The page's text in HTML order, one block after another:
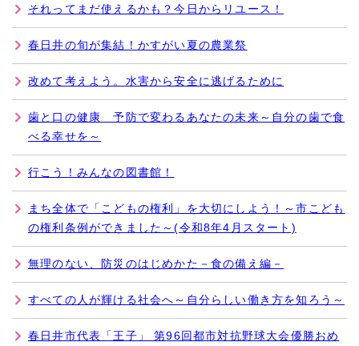
それってまだ使えるかも？今日からリユース！
春日井の旬が集結！かすがい夏の農業祭
改めて考えよう。水害から安全に逃げるために
歯と口の健康 予防で変わるあなたの未来～自分の歯で食
べる幸せを～
行こう！みんなの図書館！
まち全体で「こどもの権利」を大切にしよう！～市こども
の権利条例ができました～(令和8年4月スタート)
無理のない、防災のはじめかた－食の備え編－
すべての人が輝ける社会へ～自分らしい働き方を知ろう～
春日井市代表「王子」 第96回都市対抗野球大会優勝おめ